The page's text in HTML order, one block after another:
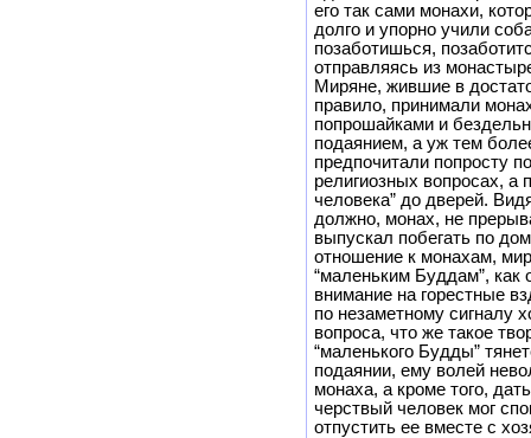
его так сами монахи,
долго и упорно учили
позаботишься,
отправляясь из
Миряне, жившие в
правило, принимали
попрошайками и
подаянием, а уж тем
предпочитали попросту
религиозных вопросах, а
человека” до дверей.
должно, монах, не
выпускал побегать по
отношение к монахам,
“маленьким Буддам”, как
внимание на горестные
по незаметному сигналу
вопроса, что же такое
“маленького Будды”
подаянии, ему волей
монаха, а кроме того,
черствый человек мог
отпустить ее вместе с